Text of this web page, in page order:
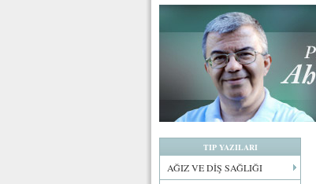
TIP YAZILARI
AĞIZ VE DİŞ SAĞLIĞI